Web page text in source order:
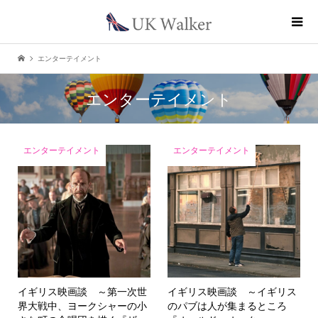
エンターテイメント
エンターテイメント
エンターテイメント
イギリス映画談 ～第一次世
界大戦中、ヨークシャーの小
エンターテイメント
イギリス映画談 ～イギリス
のパブは人が集まるところ